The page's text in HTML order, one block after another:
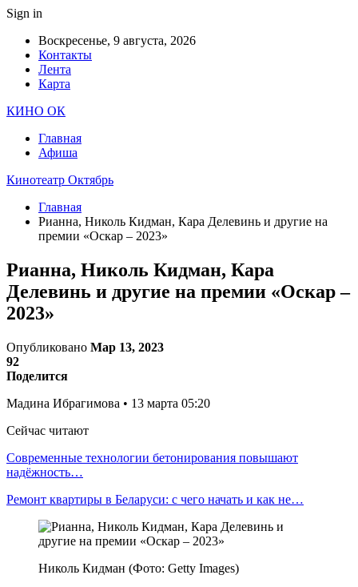
Sign in
Воскресенье, 9 августа, 2026
Контакты
Лента
Карта
КИНО ОК
Главная
Афиша
Кинотеатр Октябрь
Главная
Рианна, Николь Кидман, Кара Делевинь и другие на
премии «Оскар – 2023»
Рианна, Николь Кидман, Кара
Делевинь и другие на премии «Оскар –
2023»
Опубликовано Мар 13, 2023
92
Поделится
Мадина Ибрагимова • 13 марта 05:20
Сейчас читают
Современные технологии бетонирования повышают
надёжность…
Ремонт квартиры в Беларуси: с чего начать и как не…
Николь Кидман (Фото: Getty Images)